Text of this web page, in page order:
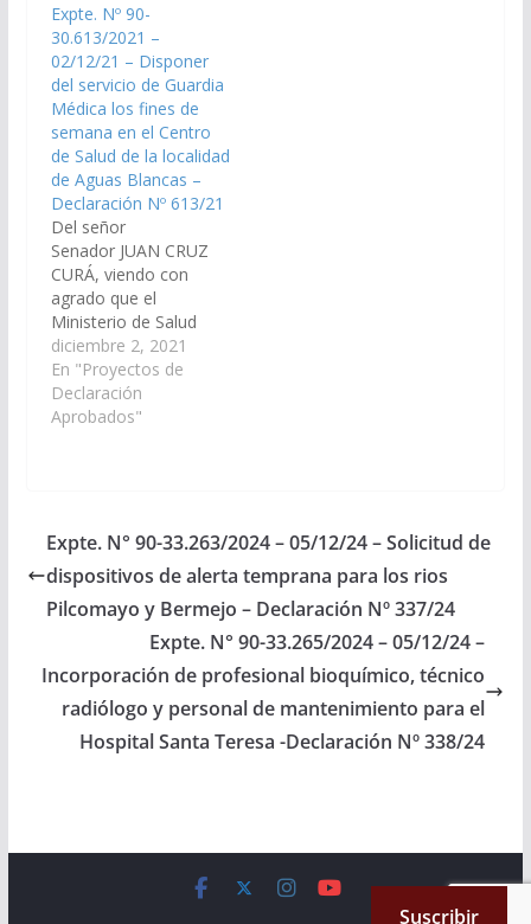
(Expte. Nº 90-
30.148/2021, a la
Comisión de Salud
Pública y Seguridad
Social). Declaración Nº
234/21 Aprobado el…
Expte. Nº 90-
30.613/2021 –
02/12/21 – Disponer
del servicio de Guardia
Médica los fines de
semana en el Centro
de Salud de la localidad
de Aguas Blancas –
Declaración Nº 613/21
Del señor
Senador JUAN CRUZ
CURÁ, viendo con
agrado que el
Ministerio de Salud
Pública arbitre las
medidas y realice las
gestiones necesarias y
suficientes para que se
localidad de Aguas
Blancas,
departamento Orán.…
diciembre 2, 2021
En "Proyectos de
Declaración
Aprobados"
Expte. N° 90-33.263/2024 – 05/12/24 – Solicitud de
dispositivos de alerta temprana para los rios
Pilcomayo y Bermejo – Declaración Nº 337/24
Expte. N° 90-33.265/2024 – 05/12/24 –
Incorporación de profesional bioquímico, técnico
radiólogo y personal de mantenimiento para el
Hospital Santa Teresa -Declaración Nº 338/24
. All rights reserved.
Suscribir